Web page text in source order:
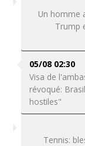
Un homme
Trump
05/08 02:30
Visa de
révoqué:
hostiles"
Tennis: